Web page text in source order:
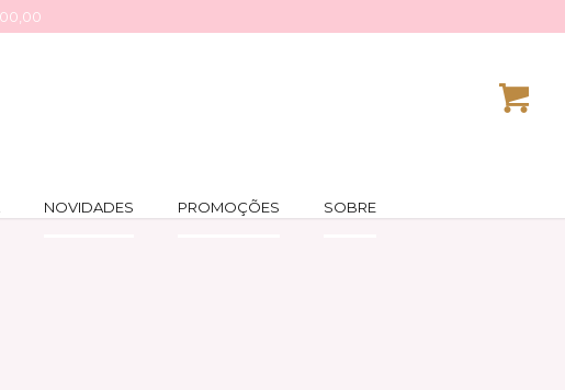
NOVIDADES PROMOÇÕES SOBRE